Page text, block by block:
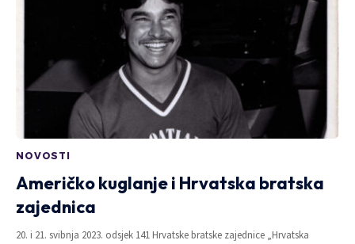
NOVOSTI
Američko kuglanje i Hrvatska bratska
zajednica
20. i 21. svibnja 2023. odsjek 141 Hrvatske bratske zajednice „Hrvatska